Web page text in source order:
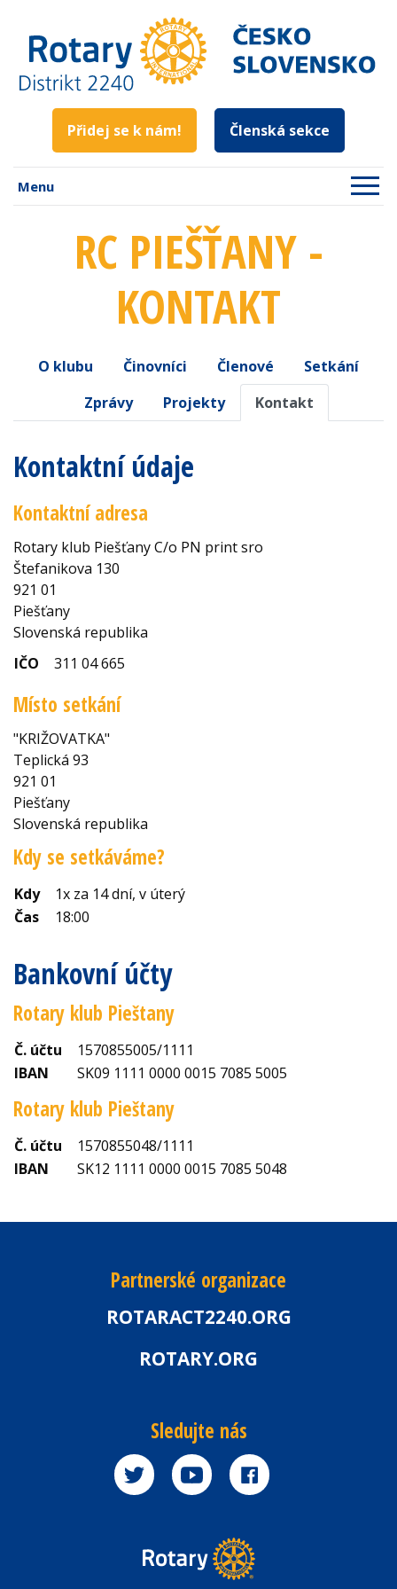
Přidej se k nám! Členská sekce
Menu
RC PIEŠŤANY -
KONTAKT
O klubu Činovníci Členové
Setkání
Zprávy
Projekty Kontakt
Kontaktní údaje
Kontaktní adresa
Rotary klub Piešťany C/o PN print sro
Štefanikova 130
921 01
Piešťany
Slovenská republika
IČO
311 04 665
Místo setkání
"KRIŽOVATKA"
Teplická 93
921 01
Piešťany
Slovenská republika
Kdy se setkáváme?
Kdy
1x za 14 dní, v úterý
Čas
18:00
Bankovní účty
Rotary klub Pieštany
Č. účtu
1570855005/1111
IBAN
SK09 1111 0000 0015 7085 5005
Rotary klub Pieštany
Č. účtu
1570855048/1111
IBAN
SK12 1111 0000 0015 7085 5048
Partnerské organizace
ROTARACT2240.ORG
ROTARY.ORG
Sledujte nás